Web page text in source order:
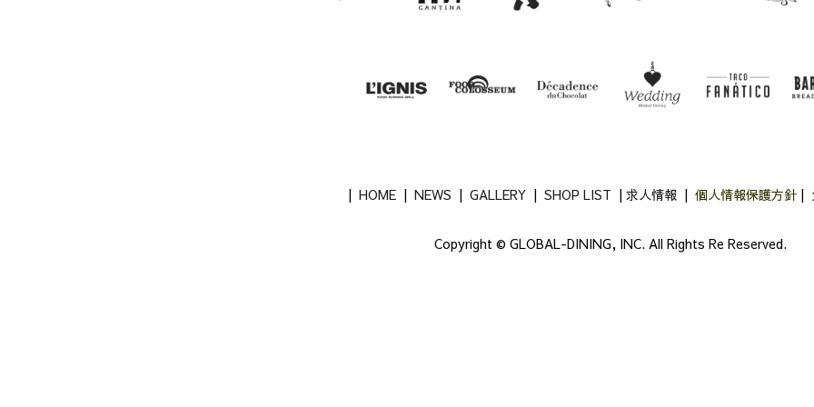
| HOME | NEWS | GALLERY | SHOP LIST | 求人情報 | 個人情報保護方針 |
Copyright © GLOBAL-DINING, INC. All Rights Re Reserved.